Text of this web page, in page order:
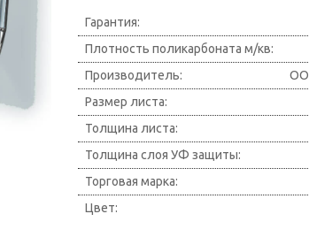
Гарантия:
Плотность поликарбоната м/кв:
Производитель:
Размер листа:
Толщина листа:
Толщина слоя УФ защиты:
Торговая марка:
Цвет: